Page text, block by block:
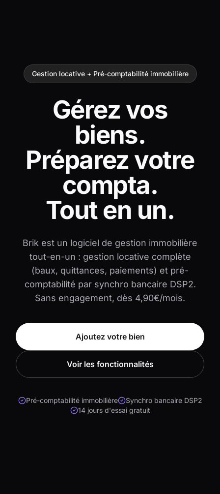
Gestion locative + Pré-comptabilité immobilière
Gérez vos
biens.
Préparez votre
compta.
Tout en un.
Brik est un logiciel de gestion immobilière
tout-en-un : gestion locative complète
(baux, quittances, paiements) et pré-
comptabilité par synchro bancaire DSP2.
Sans engagement, dès 4,90€/mois.
Ajoutez votre bien
Voir les fonctionnalités
Pré-comptabilité immobilière
Synchro bancaire DSP2
14 jours d'essai gratuit